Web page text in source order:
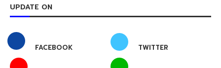
UPDATE ON
FACEBOOK TWITTER